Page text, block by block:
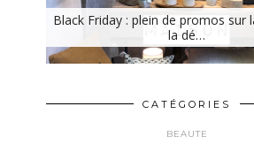
Black Friday : plein de promos sur
la dé…
CATÉGORIES
BEAUTE